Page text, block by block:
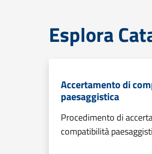
Esplora
Accertamento di
paesaggistica
Procedimento di
compatibilità